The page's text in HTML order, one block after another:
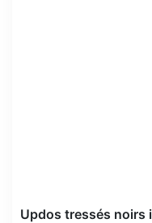
Updos tressés noirs